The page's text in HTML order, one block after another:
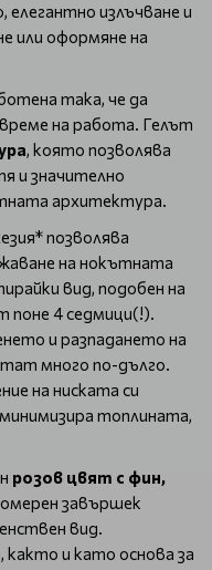
излъчване и
или оформяне на
така, че да
на работа. Гелът
, която позволява
и значително
архитектура.
позволява
на нокътната
вид, подобен на
поне 4 седмици(!).
и разпадането на
много по-дълго.
на ниската си
топлината,
розов цвят с фин,
завършек
вид.
и като основа за